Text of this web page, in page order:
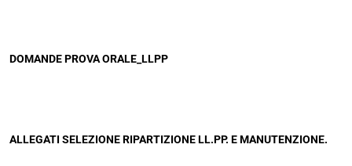
DOMANDE PROVA ORALE_LLPP
ALLEGATI SELEZIONE RIPARTIZIONE LL.PP. E MANUTENZIONE.